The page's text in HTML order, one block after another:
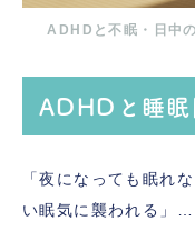
ADHDと不眠・日中
ADHDと睡眠
「夜になっても眠れ
い眠気に襲われる」